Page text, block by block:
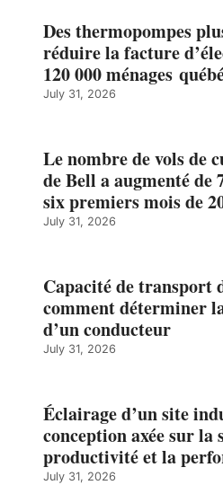
Des thermopompes
réduire la facture
120 000 ménages
July 31, 2026
Le nombre de vols de
de Bell a augmenté de
six premiers mois de
July 31, 2026
Capacité de transport
comment déterminer
d’un conducteur
July 31, 2026
Éclairage d’un site
conception axée sur la
productivité et la
July 31, 2026